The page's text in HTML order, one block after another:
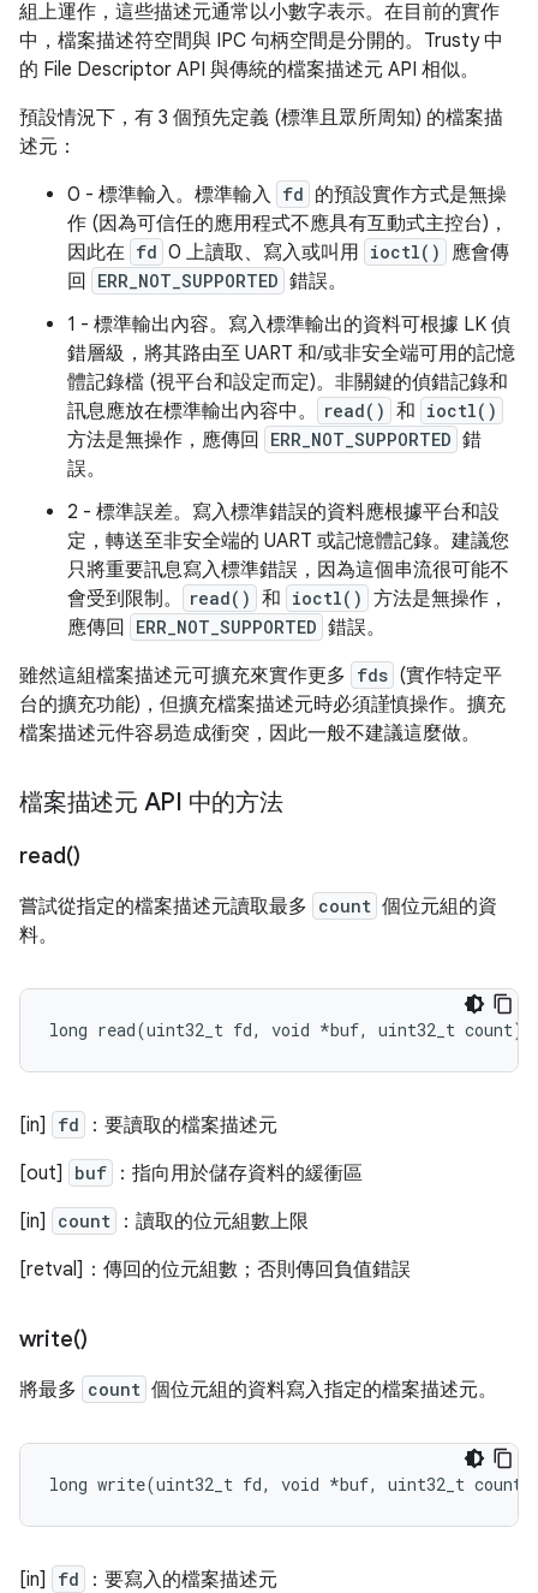
組上運作，這些描述元通常以小數字表示。在目前的實作
中，檔案描述符空間與 IPC 句柄空間是分開的。Trusty 中
的 File Descriptor API 與傳統的檔案描述元 API 相似。
預設情況下，有 3 個預先定義 (標準且眾所周知) 的檔案描
述元：
0 - 標準輸入。標準輸入 fd 的預設實作方式是無操
作 (因為可信任的應用程式不應具有互動式主控台)，
因此在 fd 0 上讀取、寫入或叫用 ioctl()
應會傳
回
ERR_NOT_SUPPORTED 錯誤。
1 - 標準輸出內容。寫入標準輸出的資料可根據 LK 偵
錯層級，將其路由至 UART 和/或非安全端可用的記憶
體記錄檔 (視平台和設定而定)。非關鍵的偵錯記錄和
訊息應放在標準輸出內容中。
read() 和 ioctl()
方法是無操作，應傳回 ERR_NOT_SUPPORTED 錯
誤。
2 - 標準誤差。寫入標準錯誤的資料應根據平台和設
定，轉送至非安全端的 UART 或記憶體記錄。建議您
只將重要訊息寫入標準錯誤，因為這個串流很可能不
會受到限制。
read() 和 ioctl() 方法是無操作，
應傳回
ERR_NOT_SUPPORTED 錯誤。
雖然這組檔案描述元可擴充來實作更多 fds (實作特定平
台的擴充功能)，但擴充檔案描述元時必須謹慎操作。擴充
檔案描述元件容易造成衝突，因此一般不建議這麼做。
檔案描述元 API 中的方法
read()
嘗試從指定的檔案描述元讀取最多 count 個位元組的資
料。
long read(uint32_t fd, void *buf, uint32_t count);
[in] fd
：要讀取的檔案描述元
[out]
buf
：指向用於儲存資料的緩衝區
[in]
count
：讀取的位元組數上限
[retval]：傳回的位元組數；否則傳回負值錯誤
write()
將最多 count 個位元組的資料寫入指定的檔案描述元。
long write(uint32_t fd, void *buf, uint32_t count
[in] fd
：要寫入的檔案描述元